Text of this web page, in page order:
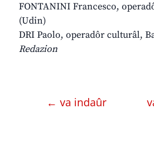
FONTANINI Francesco,
(Udin)
DRI Paolo, operadôr culturâl,
Redazion
← va indaûr